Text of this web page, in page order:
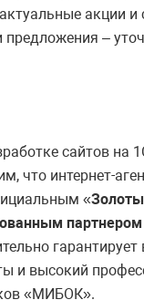
акции и
–
сайтов на
что интернет-
«
и высокий
«МИБОК».